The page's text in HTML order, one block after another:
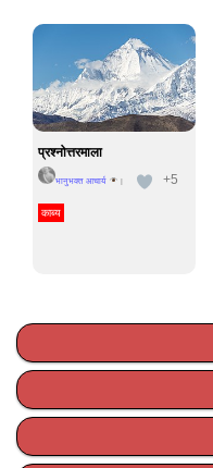
प्रश्नोत्तरमाला
भानुभक्त आचार्य | +5
काब्य